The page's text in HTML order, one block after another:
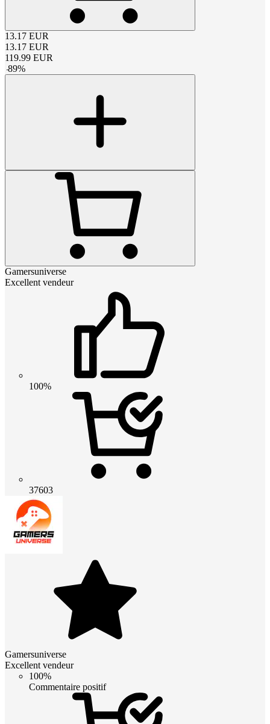
13.17 EUR
13.17 EUR
119.99 EUR
-89%
Gamersuniverse
Excellent vendeur
100%
37603
Gamersuniverse
Excellent vendeur
100%
Commentaire positif